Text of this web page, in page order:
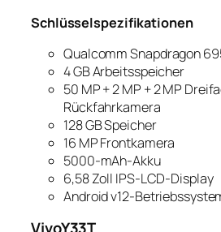
Schlüsselspezifikationen
Qualcomm Snapdragon
4 GB Arbeitsspeicher
50 MP + 2 MP + 2 MP
Rückfahrkamera
128 GB Speicher
16 MP Frontkamera
5000-mAh-Akku
6,58 Zoll IPS-LCD-Display
Android v12-